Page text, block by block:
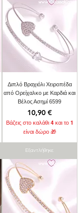
Διπλό Βραχιόλι Χειροπέδα
από Ορείχαλκο με Καρδιά και
Βέλος Ασημί 6599
Τιμή
10,90 €
Βάζεις στο καλάθι 4 και το 1
είναι δώρο 🎁
Εξαντλήθηκε